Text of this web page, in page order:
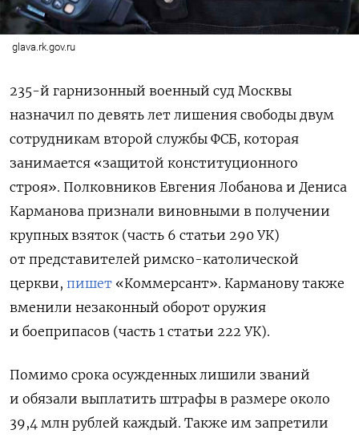
glava.rk.gov.ru
235-й гарнизонный военный суд Москвы
назначил по девять лет лишения свободы двум
сотрудникам второй службы ФСБ, которая
занимается «защитой конституционного
строя». Полковников Евгения Лобанова и Дениса
Карманова признали виновными в получении
крупных взяток (часть 6 статьи 290 УК)
от представителей римско-католической
церкви, пишет «Коммерсант». Карманову также
вменили незаконный оборот оружия
и боеприпасов (часть 1 статьи 222 УК).
Помимо срока осужденных лишили званий
и обязали выплатить штрафы в размере около
39,4 млн рублей каждый. Также им запретили